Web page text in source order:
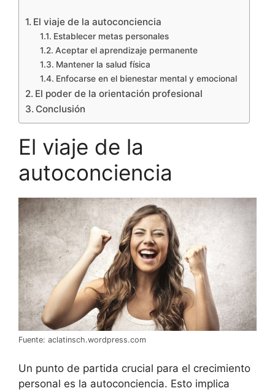
El viaje de la autoconciencia
Establecer metas personales
Aceptar el aprendizaje permanente
Mantener la salud física
Enfocarse en el bienestar mental y emocional
El poder de la orientación profesional
Conclusión
El viaje de la
autoconciencia
Fuente: aclatinsch.wordpress.com
Un punto de partida crucial para el crecimiento
personal es la autoconciencia. Esto implica